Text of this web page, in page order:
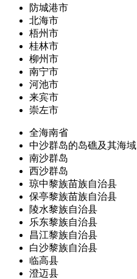
防城港市
北海市
梧州市
桂林市
柳州市
南宁市
河池市
来宾市
崇左市
全海南省
中沙群岛的岛礁及其海域
南沙群岛
西沙群岛
琼中黎族苗族自治县
保亭黎族苗族自治县
陵水黎族自治县
乐东黎族自治县
昌江黎族自治县
白沙黎族自治县
临高县
澄迈县